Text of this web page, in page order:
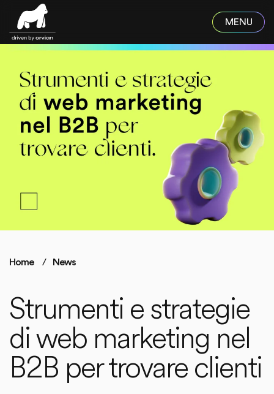
Skip to main content
Home News
Strumenti e strategie
di web marketing nel
B2B per trovare clienti